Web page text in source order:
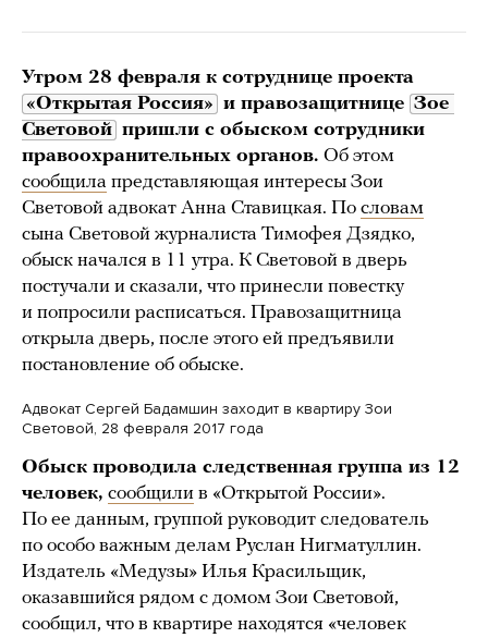
Утром 28 февраля к сотруднице проекта
«Открытая Россия» и правозащитнице Зое
Световой пришли с обыском сотрудники
правоохранительных органов. Об этом
сообщила представляющая интересы Зои
Световой адвокат Анна Ставицкая. По словам
сына Световой журналиста Тимофея Дзядко,
обыск начался в 11 утра. К Световой в дверь
постучали и сказали, что принесли повестку
и попросили расписаться. Правозащитница
открыла дверь, после этого ей предъявили
постановление об обыске.
Адвокат Сергей Бадамшин заходит в квартиру Зои
Световой, 28 февраля 2017 года
Обыск проводила следственная группа из 12
человек, сообщили в «Открытой России».
По ее данным, группой руководит следователь
по особо важным делам Руслан Нигматуллин.
Издатель «Медузы» Илья Красильщик,
оказавшийся рядом с домом Зои Световой,
сообщил, что в квартире находятся «человек